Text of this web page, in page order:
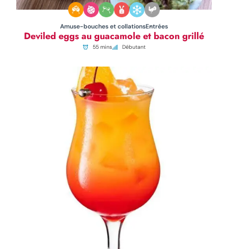
Amuse-bouches et collationsEntrées
Deviled eggs au guacamole et bacon grillé
55 mins Débutant